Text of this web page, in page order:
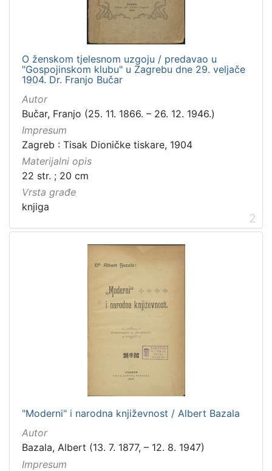
O ženskom tjelesnom uzgoju / predavao u
"Gospojinskom klubu" u Zagrebu dne 29. veljače
1904. Dr. Franjo Bučar
Autor
Bučar, Franjo (25. 11. 1866. – 26. 12. 1946.)
Impresum
Zagreb : Tisak Dioničke tiskare, 1904
Materijalni opis
22 str. ; 20 cm
Vrsta građe
knjiga
2
"Moderni" i narodna književnost / Albert Bazala
Autor
Bazala, Albert (13. 7. 1877, – 12. 8. 1947)
Impresum